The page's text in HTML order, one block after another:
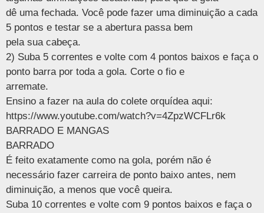
dê uma fechada. Você pode fazer uma diminuição a cada
5 pontos e testar se a abertura passa bem
pela sua cabeça.
2) Suba 5 correntes e volte com 4 pontos baixos e faça o
ponto barra por toda a gola. Corte o fio e
arremate.
Ensino a fazer na aula do colete orquídea aqui:
https://www.youtube.com/watch?v=4ZpzWCFLr6k
BARRADO E MANGAS
BARRADO
É feito exatamente como na gola, porém não é
necessário fazer carreira de ponto baixo antes, nem
diminuição, a menos que você queira.
Suba 10 correntes e volte com 9 pontos baixos e faça o